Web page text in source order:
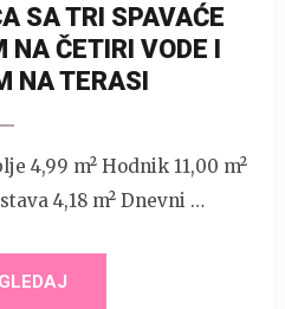
SA TRI SPAVAĆE
NA ČETIRI VODE I
NA TERASI
4,99 m² Hodnik 11,00 m²
4,18 m² Dnevni …